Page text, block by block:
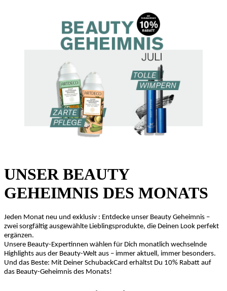
UNSER BEAUTY
GEHEIMNIS DES MONATS
Jeden Monat neu und exklusiv : Entdecke unser Beauty Geheimnis –
zwei sorgfältig ausgewählte Lieblingsprodukte, die Deinen Look perfekt
ergänzen.
Unsere Beauty-Expertinnen wählen für Dich monatlich wechselnde
Highlights aus der Beauty-Welt aus – immer aktuell, immer besonders.
Und das Beste: Mit Deiner SchubackCard erhältst Du 10% Rabatt auf
das Beauty-Geheimnis des Monats!